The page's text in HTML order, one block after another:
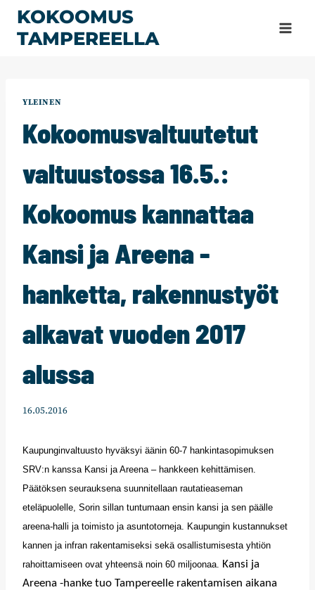
Siirry
sisältöön
KOKOOMUS
TAMPEREELLA
YLEINEN
Kokoomusvaltuutetut
valtuustossa 16.5.:
Kokoomus kannattaa
Kansi ja Areena -
hanketta, rakennustyöt
alkavat vuoden 2017
alussa
16.05.2016
Kaupunginvaltuusto hyväksyi äänin 60-7 hankintasopimuksen
SRV:n kanssa Kansi ja Areena – hankkeen kehittämisen.
Päätöksen seurauksena suunnitellaan rautatieaseman
eteläpuolelle, Sorin sillan tuntumaan ensin kansi ja sen päälle
areena-halli ja toimisto ja asuntotorneja. Kaupungin kustannukset
kannen ja infran rakentamiseksi sekä osallistumisesta yhtiön
rahoittamiseen ovat yhteensä noin 60 miljoonaa.
Kansi ja
Areena -hanke tuo Tampereelle rakentamisen aikana